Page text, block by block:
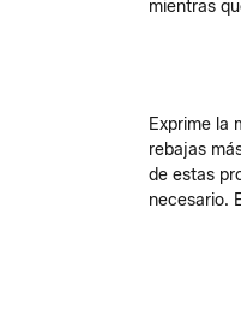
mientras
Exprime la
rebajas
de estas
necesario.